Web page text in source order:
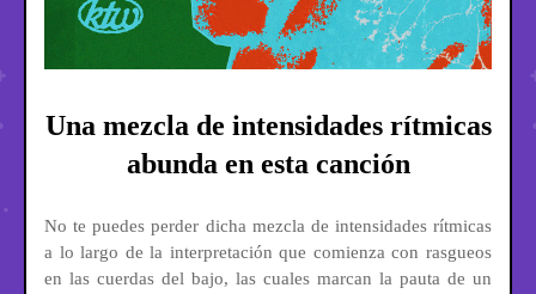
Una mezcla de intensidades rítmicas
abunda en esta canción
No te puedes perder dicha mezcla de intensidades rítmicas
a lo largo de la interpretación que comienza con rasgueos
en las cuerdas del bajo, las cuales marcan la pauta de un